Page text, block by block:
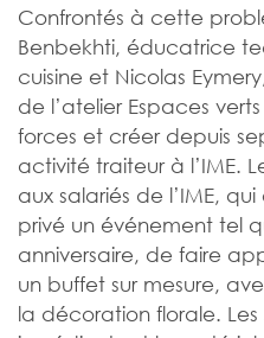
Confrontés à cette
Benbekhti, éducatrice
cuisine et Nicolas
de l’atelier Espaces
forces et créer depuis
activité traiteur à l’IME.
aux salariés de l’IME,
privé un événement tel
anniversaire, de faire
un buffet sur mesure,
la décoration florale.